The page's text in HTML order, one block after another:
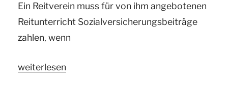
Ein Reitverein muss für von ihm angebotenen
Reitunterricht Sozialversicherungsbeiträge
zahlen, wenn
„Ihr
weiterlesen